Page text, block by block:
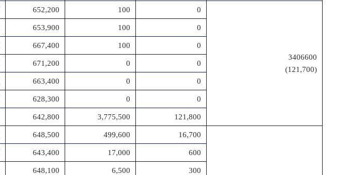
652,200 100 0
3406600
(121,700)
653,900 100 0
667,400 100 0
671,200 0 0
663,400 0 0
628,300 0 0
642,800 3,775,500 121,800
648,500 499,600 16,700
643,400 17,000 600
648,100 6,500 300